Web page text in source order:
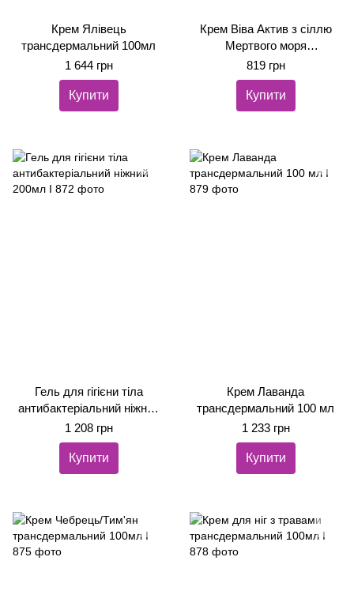
Крем Ялівець
трансдермальний 100мл
1 644 грн
Купити
Крем Віва Актив з сіллю
Мертвого моря
трансдермальний 100мл
819 грн
Купити
Гель для гігієни тіла
антибактеріальний ніжний
200мл
1 208 грн
Купити
Крем Лаванда
трансдермальний 100 мл
1 233 грн
Купити